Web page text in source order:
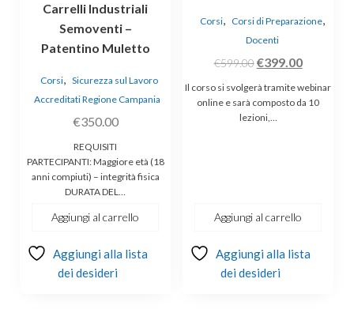
Carrelli Industriali
Semoventi –
Patentino Muletto
Corsi, Sicurezza sul Lavoro
Accreditati Regione Campania
€350.00
REQUISITI
PARTECIPANTI: Maggiore età (18
anni compiuti) – integrità fisica
DURATA DEL…
Aggiungi al carrello
Aggiungi alla lista
dei desideri
Corsi, Corsi di Preparazione,
Docenti
€599.00Il
prezzo
originale
era:
€399.00Il
prezzo
attuale
Il corso si svolgerà tramite webinar
online e sarà composto da 10
lezioni,…
Aggiungi al carrello
Aggiungi alla lista
dei desideri